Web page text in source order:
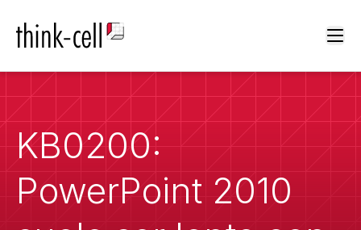
KB0200:
PowerPoint 2010